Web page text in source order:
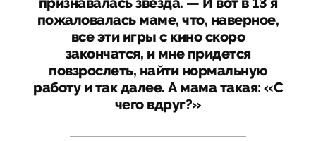
пожаловалась маме, что, наверное,
все эти игры с кино скоро
закончатся, и мне придется
повзрослеть, найти нормальную
работу и так далее. А мама такая: «С
чего вдруг?»